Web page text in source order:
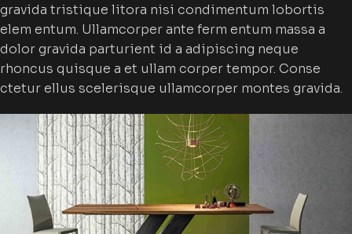
gravida tristique litora nisi condimentum lobortis
elem entum. Ullamcorper ante ferm entum massa a
dolor gravida parturient id a adipiscing neque
rhoncus quisque a et ullam corper tempor. Conse
ctetur ellus scelerisque ullamcorper montes gravida.